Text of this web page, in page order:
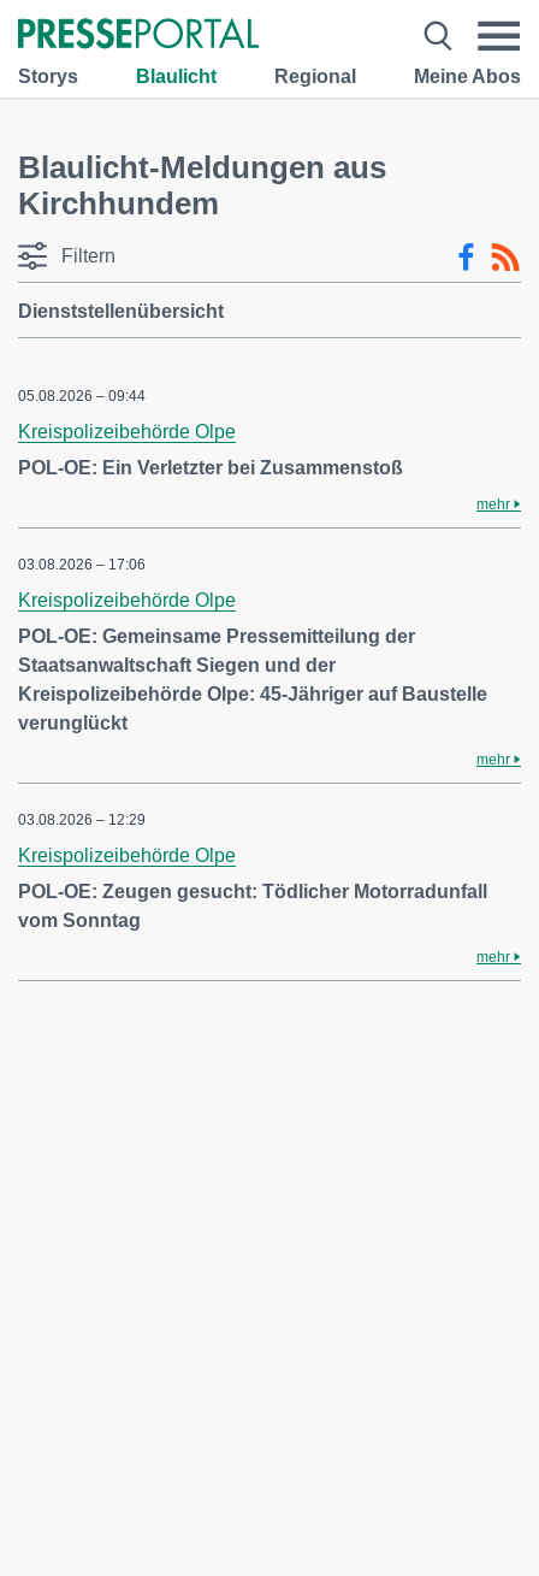
Storys Blaulicht Regional Meine Abos
Blaulicht-Meldungen aus
Kirchhundem
Filtern
Dienststellenübersicht
05.08.2026 – 09:44
Kreispolizeibehörde Olpe
POL-OE: Ein Verletzter bei Zusammenstoß
mehr
03.08.2026 – 17:06
Kreispolizeibehörde Olpe
POL-OE: Gemeinsame Pressemitteilung der
Staatsanwaltschaft Siegen und der
Kreispolizeibehörde Olpe: 45-Jähriger auf Baustelle
verunglückt
mehr
03.08.2026 – 12:29
Kreispolizeibehörde Olpe
POL-OE: Zeugen gesucht: Tödlicher Motorradunfall
vom Sonntag
mehr